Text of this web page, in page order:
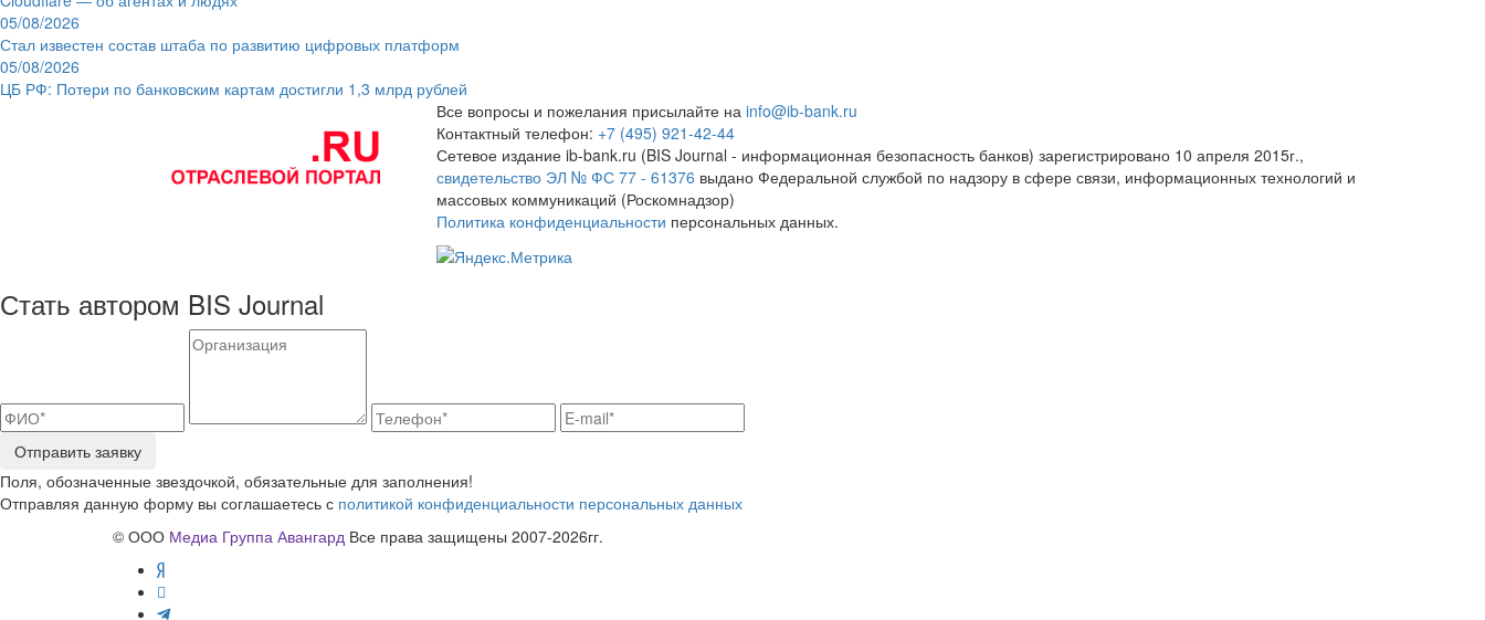
05/08/2026
Стал известен состав штаба по развитию цифровых платформ
05/08/2026
ЦБ РФ: Потери по банковским картам достигли 1,3 млрд рублей
Все вопросы и пожелания присылайте на info@ib-bank.ru
Контактный телефон: +7 (495) 921-42-44
Сетевое издание ib-bank.ru (BIS Journal - информационная безопасность банков) зарегистрировано 10 апреля 2015г.,
свидетельство ЭЛ № ФС 77 - 61376 выдано Федеральной службой по надзору в сфере связи, информационных технологий и
массовых коммуникаций (Роскомнадзор)
Политика конфиденциальности персональных данных.
Стать автором BIS Journal
Отправить заявку
Поля, обозначенные звездочкой, обязательные для заполнения!
Отправляя данную форму вы соглашаетесь с политикой конфиденциальности персональных данных
© ООО Медиа Группа Авангард Все права защищены 2007-2026гг.